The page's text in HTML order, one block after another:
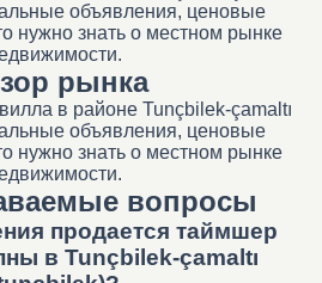
объявления, ценовые
нужно знать о местном рынке
рынка
в районе Tunçbilek-çamaltı
объявления, ценовые
нужно знать о местном рынке
вопросы
продается таймшер
в Tunçbilek-çamaltı